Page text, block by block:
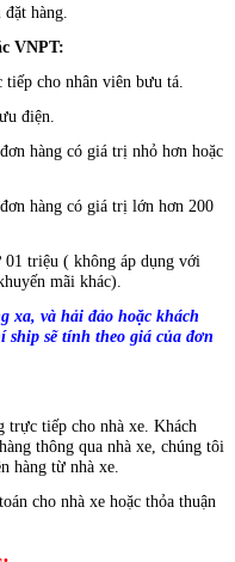
hàng.
VNPT:
cho nhân viên bưu tá.
điện.
hàng có giá trị nhỏ hơn hoặc
hàng có giá trị lớn hơn 200
triệu ( không áp dụng với
mãi khác).
xa, và hải đảo hoặc khách
ship sẽ tính theo giá của đơn
trực tiếp cho nhà xe. Khách
thông qua nhà xe, chúng tôi
hàng từ nhà xe.
cho nhà xe hoặc thỏa thuận